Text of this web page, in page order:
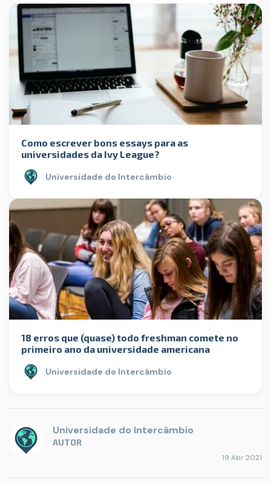
Como escrever bons essays para as
universidades da Ivy League?
Universidade do Intercâmbio
18 erros que (quase) todo freshman comete no
primeiro ano da universidade americana
Universidade do Intercâmbio
Universidade do Intercâmbio
AUTOR
19 Abr 2021